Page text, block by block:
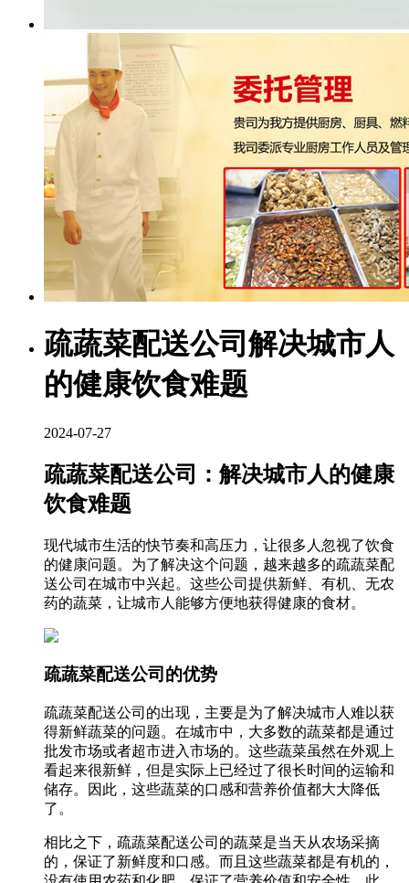
疏蔬菜配送公司解决城市人
的健康饮食难题
2024-07-27
疏蔬菜配送公司：解决城市人的健康
饮食难题
现代城市生活的快节奏和高压力，让很多人忽视了饮食
的健康问题。为了解决这个问题，越来越多的疏蔬菜配
送公司在城市中兴起。这些公司提供新鲜、有机、无农
药的蔬菜，让城市人能够方便地获得健康的食材。
疏蔬菜配送公司的优势
疏蔬菜配送公司的出现，主要是为了解决城市人难以获
得新鲜蔬菜的问题。在城市中，大多数的蔬菜都是通过
批发市场或者超市进入市场的。这些蔬菜虽然在外观上
看起来很新鲜，但是实际上已经过了很长时间的运输和
储存。因此，这些蔬菜的口感和营养价值都大大降低
了。
相比之下，疏蔬菜配送公司的蔬菜是当天从农场采摘
的，保证了新鲜度和口感。而且这些蔬菜都是有机的，